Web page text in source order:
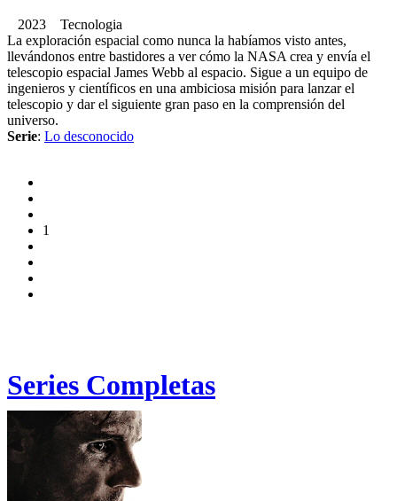
2023 Tecnologia
La exploración espacial como nunca la habíamos visto antes,
llevándonos entre bastidores a ver cómo la NASA crea y envía el
telescopio espacial James Webb al espacio. Sigue a un equipo de
ingenieros y científicos en una ambiciosa misión para lanzar el
telescopio y dar el siguiente gran paso en la comprensión del
universo.
Serie: Lo desconocido
1
Series Completas